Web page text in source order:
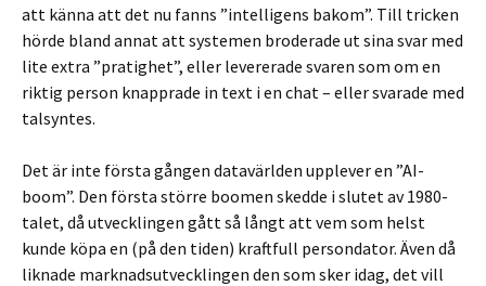
att känna att det nu fanns ”intelligens bakom”. Till tricken
hörde bland annat att systemen broderade ut sina svar med
lite extra ”pratighet”, eller levererade svaren som om en
riktig person knapprade in text i en chat – eller svarade med
talsyntes.
Det är inte första gången datavärlden upplever en ”AI-
boom”. Den första större boomen skedde i slutet av 1980-
talet, då utvecklingen gått så långt att vem som helst
kunde köpa en (på den tiden) kraftfull persondator. Även då
liknade marknadsutvecklingen den som sker idag, det vill